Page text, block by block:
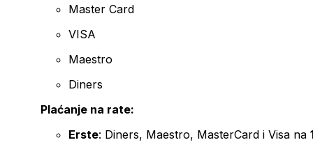
Master Card
VISA
Maestro
Diners
Plaćanje na rate:
Erste: Diners, Maestro, MasterCard i Visa na